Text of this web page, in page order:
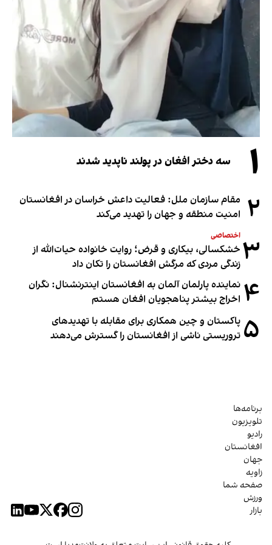
۱ سه دختر افغان در پولند ناپدید شدند
۲ مقام سازمان ملل: فعالیت داعش خراسان در افغانستان
امنیت منطقه و جهان را تهدید می‌کند
۳ اختصاصی
خشکسالی، بیکاری و قرض؛ روایت خانواده حیات‌الله از
زندگی مردی که مرگش افغانستان را تکان داد
۴ نماینده پارلمان آلمان به افغانستان اینترنشنال: نگران
اخراج بیشتر پناهجویان افغان هستم
۵ پاکستان و چین همکاری برای مقابله با تهدیدهای
تروریستی ناشی از افغانستان را گسترش می‌دهند
برنامه‌ها
تلویزیون
رادیو
افغانستان
جهان
زاویه
صفحه شما
ورزش
بازار